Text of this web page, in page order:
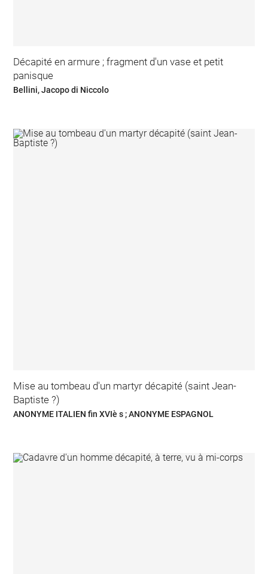
Décapité en armure ; fragment d'un vase et petit
panisque
Bellini, Jacopo di Niccolo
Mise au tombeau d'un martyr décapité (saint Jean-
Baptiste ?)
ANONYME ITALIEN fin XVIè s ; ANONYME ESPAGNOL